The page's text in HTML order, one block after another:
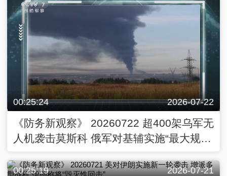
00:25:24 2026-07-22
《防务新观察》 20260722 超400架乌军无
人机袭击莫斯科 俄军对基辅实施“最大规模
00:25:19 2026-07-21